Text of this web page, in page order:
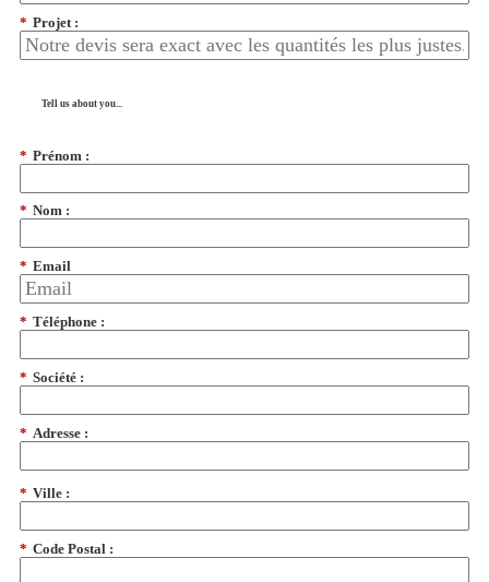
* Projet :
Tell us about you...
* Prénom :
* Nom :
* Email
* Téléphone :
* Société :
* Adresse :
* Ville :
* Code Postal :